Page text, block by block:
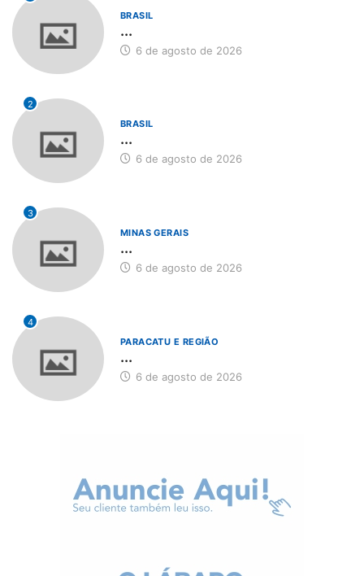
BRASIL
...
6 de agosto de 2026
2
BRASIL
...
6 de agosto de 2026
3
MINAS GERAIS
...
6 de agosto de 2026
4
PARACATU E REGIÃO
...
6 de agosto de 2026